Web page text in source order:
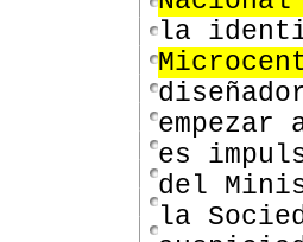
la
es
del
la